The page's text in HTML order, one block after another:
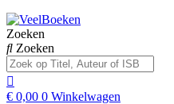
Zoeken
Zoeken
€ 0,00 0 Winkelwagen